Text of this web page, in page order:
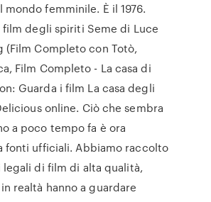
femminile. È il 1976.
film degli spiriti Seme di Luce
(Film Completo con Totò,
Film Completo - La casa di
Guarda i film La casa degli
online. Ciò che sembra
a poco tempo fa è ora
fonti ufficiali. Abbiamo raccolto
di film di alta qualità,
realtà hanno a guardare